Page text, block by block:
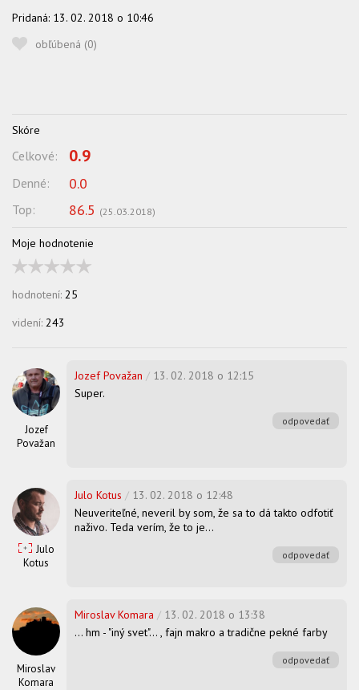
KALENDÁR AKCIÍ
Pridaná: 13. 02. 2018 o 10:46
obľúbená (0)
Skóre
Celkové: 0.9
Denné: 0.0
Top: 86.5 (25.03.2018)
Moje hodnotenie
hodnotení: 25
videní: 243
Jozef
Považan
Jozef Považan / 13. 02. 2018 o 12:15
Super.
odpovedať
Julo
Kotus
Julo Kotus / 13. 02. 2018 o 12:48
Neuveriteľné, neveril by som, že sa to dá takto odfotiť
naživo. Teda verím, že to je...
odpovedať
Miroslav
Komara
Miroslav Komara / 13. 02. 2018 o 13:38
... hm - "iný svet"... , fajn makro a tradične pekné farby
odpovedať